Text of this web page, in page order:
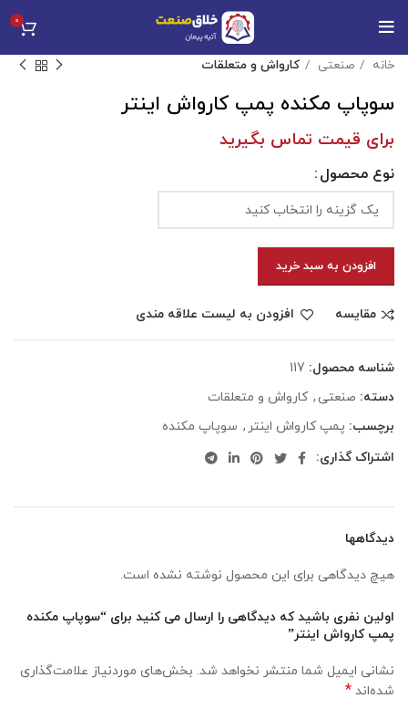
0
خانه صنعتی کارواش و متعلقات
سوپاپ مکنده پمپ کارواش اینتر
برای قیمت تماس بگیرید
نوع محصول
افزودن به سبد خرید
مقایسه افزودن به لیست علاقه مندی
شناسه محصول: 117
دسته: صنعتی, کارواش و متعلقات
برچسب: پمپ کارواش اینتر , سوپاپ مکنده
اشتراک گذاری:
دیدگاهها
هیچ دیدگاهی برای این محصول نوشته نشده است.
اولین نفری باشید که دیدگاهی را ارسال می کنید برای “سوپاپ مکنده
پمپ کارواش اینتر”
نشانی ایمیل شما منتشر نخواهد شد. بخش‌های موردنیاز علامت‌گذاری
شده‌اند *